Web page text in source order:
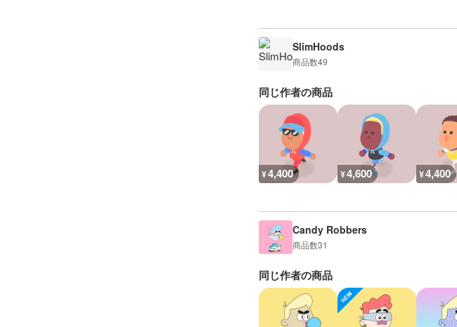
SlimHoods
商品数49
同じ作者の商品
¥4,400 ¥4,600 ¥4,400
Candy Robbers
商品数31
同じ作者の商品